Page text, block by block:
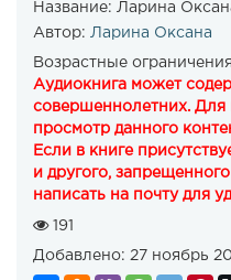
Название: Ларина
Автор: Ларина Оксана
Возрастные
Аудиокнига может
совершеннолетних. Для
просмотр данного
Если в книге
и другого,
написать на почту для
191
Добавлено: 27 ноябрь